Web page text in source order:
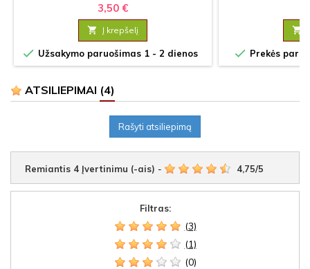
3,50 €
 Į krepšelį
 Užsakymo paruošimas 1 - 2 dienos

 Prekės
ATSILIEPIMAI (4)
Rašyti atsiliepimą
Remiantis 4 Įvertinimu (-ais) - 4,75/5
Filtras:
(3)
(1)
(0)